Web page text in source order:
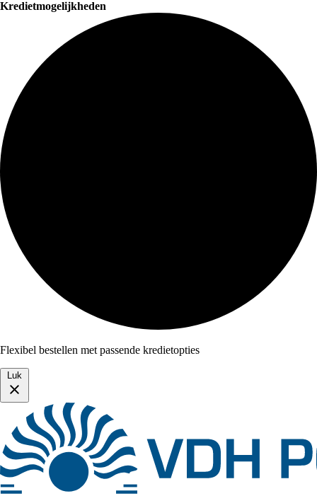
Kredietmogelijkheden
Flexibel bestellen met passende kredietopties
Luk